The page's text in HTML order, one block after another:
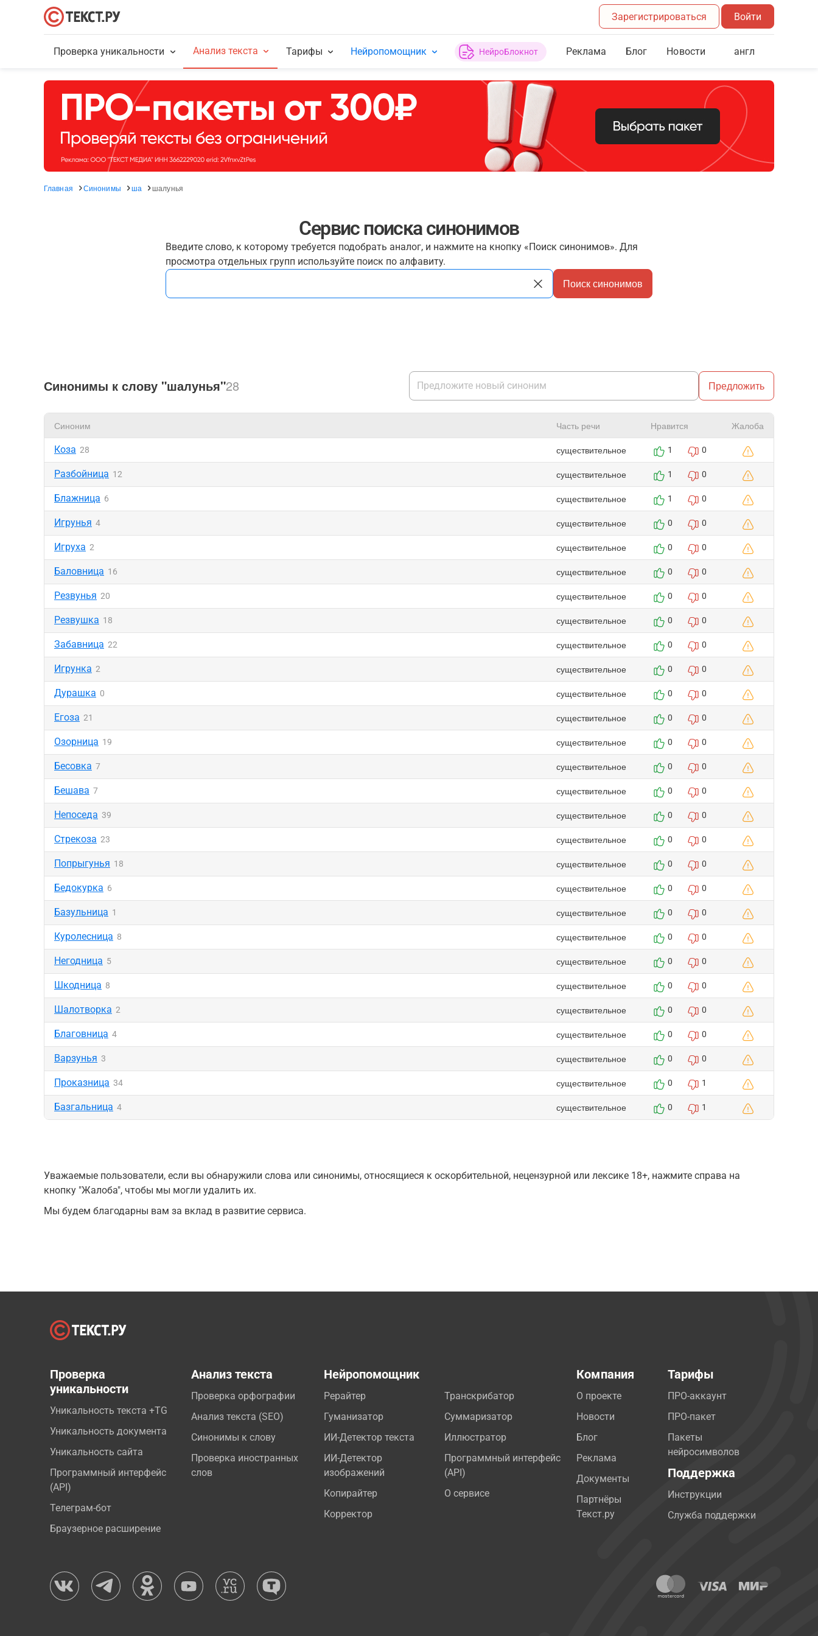
Зарегистрироваться Войти
Проверка уникальности Анализ текста Тарифы Нейропомощник НейроБлокнот Реклама Блог Новости англ
Главная Синонимы ша шалунья
Сервис поиска синонимов
Введите слово, к которому требуется подобрать аналог, и нажмите на кнопку «Поиск синонимов». Для
просмотра отдельных групп используйте поиск по алфавиту.
Поиск синонимов
Синонимы к слову "шалунья"28 Предложить
Синоним Часть речи Нравится Жалоба
Коза 28 существительное 1 0
Разбойница 12 существительное 1 0
Блажница 6 существительное 1 0
Игрунья 4 существительное 0 0
Игруха 2 существительное 0 0
Баловница 16 существительное 0 0
Резвунья 20 существительное 0 0
Резвушка 18 существительное 0 0
Забавница 22 существительное 0 0
Игрунка 2 существительное 0 0
Дурашка 0 существительное 0 0
Егоза 21 существительное 0 0
Озорница 19 существительное 0 0
Бесовка 7 существительное 0 0
Бешава 7 существительное 0 0
Непоседа 39 существительное 0 0
Стрекоза 23 существительное 0 0
Попрыгунья 18 существительное 0 0
Бедокурка 6 существительное 0 0
Базульница 1 существительное 0 0
Куролесница 8 существительное 0 0
Негодница 5 существительное 0 0
Шкодница 8 существительное 0 0
Шалотворка 2 существительное 0 0
Благовница 4 существительное 0 0
Варзунья 3 существительное 0 0
Проказница 34 существительное 0 1
Базгальница 4 существительное 0 1
Уважаемые пользователи, если вы обнаружили слова или синонимы, относящиеся к оскорбительной, нецензурной или лексике 18+, нажмите справа на
кнопку "Жалоба", чтобы мы могли удалить их.
Мы будем благодарны вам за вклад в развитие сервиса.
Проверка
уникальности
Уникальность текста +TG
Уникальность документа
Уникальность сайта
Программный интерфейс
(API)
Телеграм-бот
Браузерное расширение
Анализ текста
Проверка орфографии
Анализ текста (SEO)
Синонимы к слову
Проверка иностранных
слов
Нейропомощник
Рерайтер
Гуманизатор
ИИ-Детектор текста
ИИ-Детектор
изображений
Копирайтер
Корректор
Транскрибатор
Суммаризатор
Иллюстратор
Программный интерфейс
(API)
О сервисе
Компания
О проекте
Новости
Блог
Реклама
Документы
Партнёры
Текст.ру
Тарифы
ПРО-аккаунт
ПРО-пакет
Пакеты
нейросимволов
Поддержка
Инструкции
Служба поддержки